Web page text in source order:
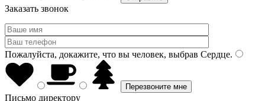
Заказать звонок
Пожалуйста, докажите, что вы человек, выбрав Сердце.
Письмо директору